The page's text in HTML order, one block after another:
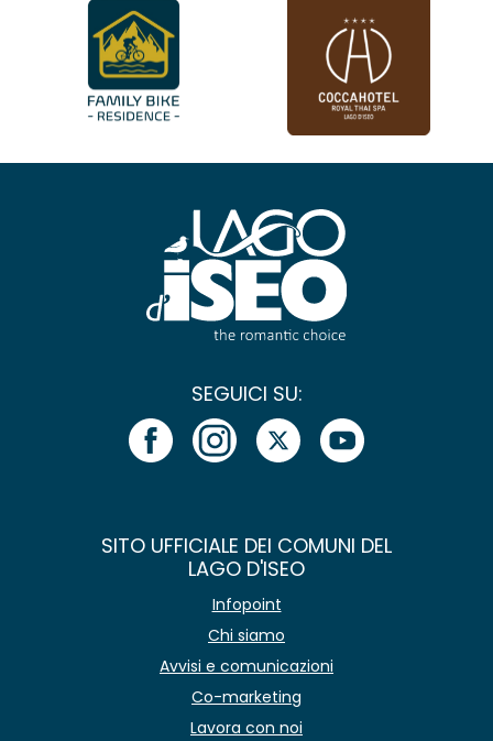
SEGUICI SU:
SITO UFFICIALE DEI COMUNI DEL
LAGO D'ISEO
Infopoint
Chi siamo
Avvisi e comunicazioni
Co-marketing
Lavora con noi